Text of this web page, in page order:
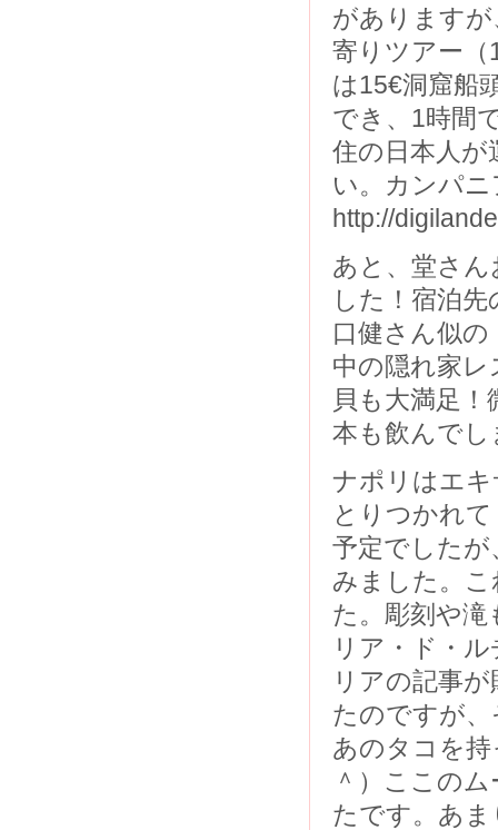
があります
寄りツアー（
は15€洞窟船
でき、1時間
住の日本人
い。カンパ
http://
あと、堂さ
した！宿泊
口健さん似
中の隠れ家
貝も大満足
本も飲んで
ナポリはエ
とりつかれ
予定でした
みました。
た。彫刻や
リア・ド・
リアの記事
たのですが
あのタコを
＾）ここの
たです。あ